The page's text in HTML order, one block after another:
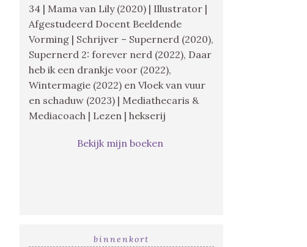
34 | Mama van Lily (2020) | Illustrator |
Afgestudeerd Docent Beeldende
Vorming | Schrijver – Supernerd (2020),
Supernerd 2: forever nerd (2022), Daar
heb ik een drankje voor (2022),
Wintermagie (2022) en Vloek van vuur
en schaduw (2023) | Mediathecaris &
Mediacoach | Lezen | hekserij
Bekijk mijn boeken
binnenkort